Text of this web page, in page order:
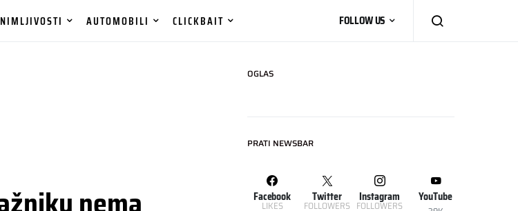
AUTOMOBILI CLICKBAIT FOLLOW US
OGLAS
PRATI NEWSBAR
Facebook
LIKES
Twitter
FOLLOWERS
Instagram
FOLLOWERS
YouTube